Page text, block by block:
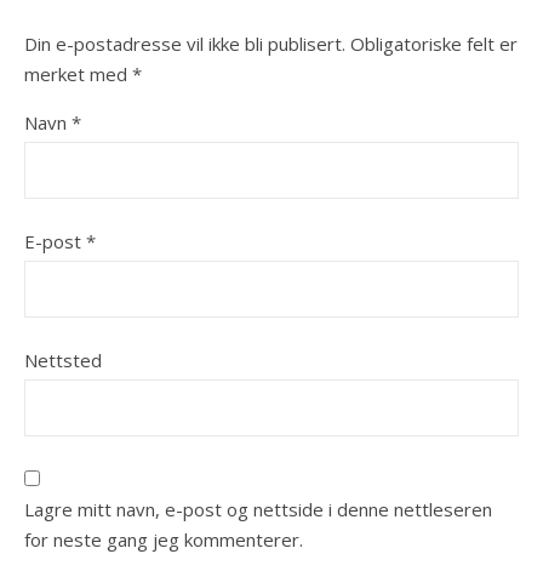
Din e-postadresse vil ikke bli publisert. Obligatoriske felt er
merket med *
Navn *
E-post *
Nettsted
Lagre mitt navn, e-post og nettside i denne nettleseren
for neste gang jeg kommenterer.